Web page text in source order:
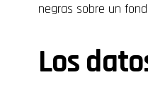
negras sobre un
Los